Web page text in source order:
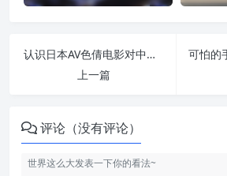
认识日本AV色倩电影对中国人的严重危害 | 纵欲危害
上一篇
评论（没有评论）